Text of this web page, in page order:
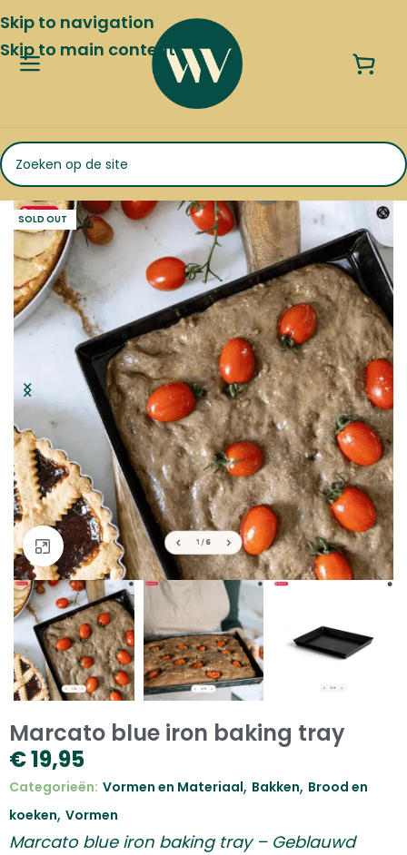
Skip to navigation
Skip to main content
SOLD OUT
Klik om te vergroten
Marcato blue iron baking tray
€19,95
Categorieën: Vormen en Materiaal, Bakken, Brood en
koeken, Vormen
Marcato blue iron baking tray – Geblauwd